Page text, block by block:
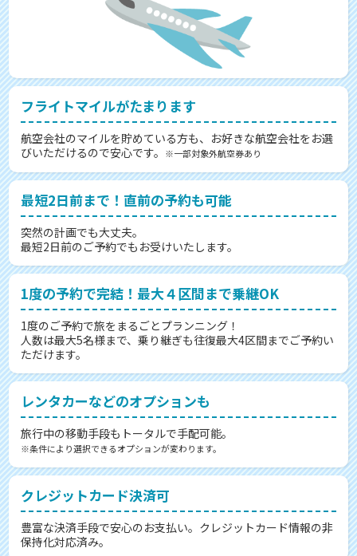
フライトマイルがたまります
航空会社のマイルを貯めている方も、お好きな航空会社をお選
びいただけるので安心です。
※一部対象外航空券あり
最短2日前まで！直前の予約も可能
突然の計画でも大丈夫。
最短2日前のご予約でもお受けいたします。
1度の予約で完結！最大４区間まで乗継OK
1度のご予約で旅をまるごとプランニング！
人数は最大5名様まで、乗り継ぎも往復最大4区間までご予約い
ただけます。
レンタカーなどのオプションも
旅行中の移動手段もトータルで手配可能。
※条件により選択できるオプションが変わります。
クレジットカード決済可
豊富な決済手段で安心のお支払い。クレジットカード情報の非
保持化対応済み。